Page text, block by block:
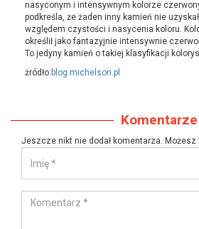
nasyconym i intensywnym kolorze
podkreśla, że żaden inny kamień nie
względem czystości i nasycenia koloru.
określił jako fantazyjnie intensywnie
To jedyny kamień o takiej klasyfikacji
żródło: blog.michelson.pl
Komentarze
Jeszcze nikt nie dodał komentarza. Możesz